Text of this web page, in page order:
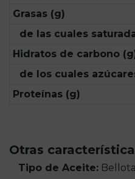
Grasas (g)
de las cuales
Hidratos de carbono
de los cuales
Proteínas (g)
Otras
Tipo de Aceite: